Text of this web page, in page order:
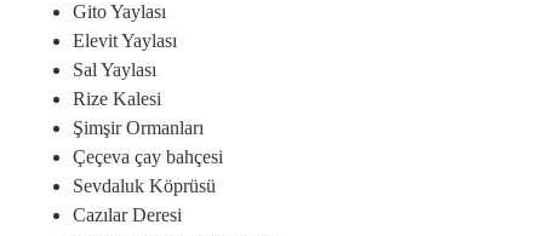
Gito Yaylası
Elevit Yaylası
Sal Yaylası
Rize Kalesi
Şimşir Ormanları
Çeçeva çay bahçesi
Sevdaluk Köprüsü
Cazılar Deresi